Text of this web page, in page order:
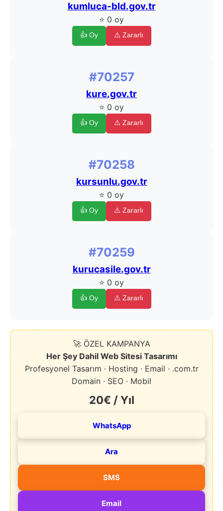
kumluca-bld.gov.tr
⭐ 0 oy
👍 Oy ⚠️ Zararlı
#70257
kure.gov.tr
⭐ 0 oy
👍 Oy ⚠️ Zararlı
#70258
kursunlu.gov.tr
⭐ 0 oy
👍 Oy ⚠️ Zararlı
#70259
kurucasile.gov.tr
⭐ 0 oy
👍 Oy ⚠️ Zararlı
🚀 ÖZEL KAMPANYA
Her Şey Dahil Web Sitesi Tasarımı
Profesyonel Tasarım · Hosting · Email · .com.tr
Domain · SEO · Mobil
20€ / Yıl
WhatsApp
Ara
SMS
Email